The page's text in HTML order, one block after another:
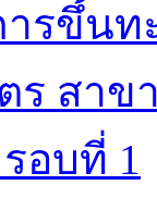
ารขึ้นท
สาข
อบที่ 1